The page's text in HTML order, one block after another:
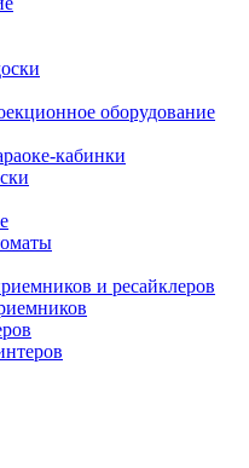
оборудование
кабинки
и ресайклеров